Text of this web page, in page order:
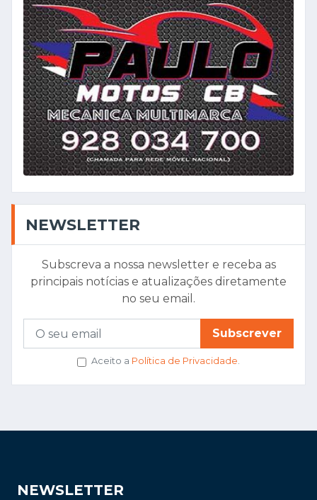
NEWSLETTER
Subscreva a nossa newsletter e receba as
principais notícias e atualizações diretamente
no seu email.
Subscrever
Aceito a Política de Privacidade.
NEWSLETTER